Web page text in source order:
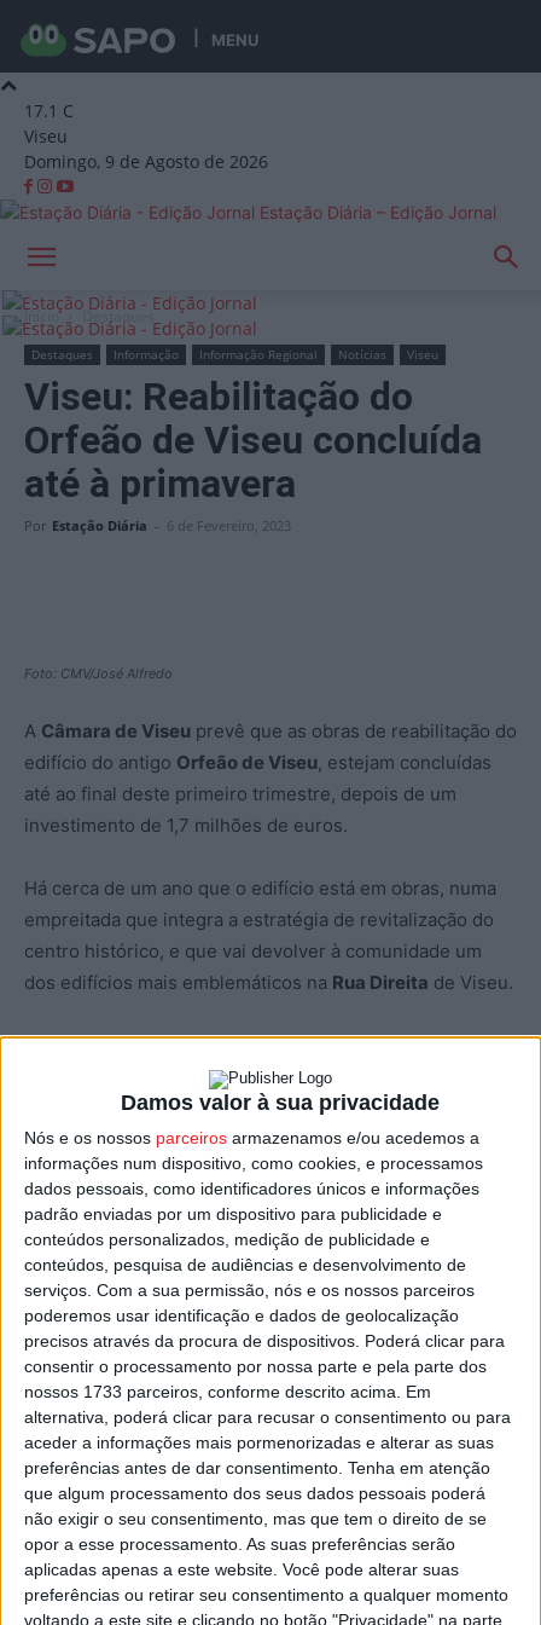
Damos valor à sua privacidade
Nós e os nossos parceiros armazenamos e/ou acedemos a
informações num dispositivo, como cookies, e processamos
dados pessoais, como identificadores únicos e informações
padrão enviadas por um dispositivo para publicidade e
conteúdos personalizados, medição de publicidade e
conteúdos, pesquisa de audiências e desenvolvimento de
serviços. Com a sua permissão, nós e os nossos parceiros
poderemos usar identificação e dados de geolocalização
precisos através da procura de dispositivos. Poderá clicar para
consentir o processamento por nossa parte e pela parte dos
nossos 1733 parceiros, conforme descrito acima. Em
alternativa, poderá clicar para recusar o consentimento ou para
aceder a informações mais pormenorizadas e alterar as suas
preferências antes de dar consentimento. Tenha em atenção
que algum processamento dos seus dados pessoais poderá
não exigir o seu consentimento, mas que tem o direito de se
opor a esse processamento. As suas preferências serão
aplicadas apenas a este website. Você pode alterar suas
preferências ou retirar seu consentimento a qualquer momento
voltando a este site e clicando no botão "Privacidade" na parte
MENU
17.1 C
Viseu
Domingo, 9 de Agosto de 2026
Estação Diária – Edição Jornal
Início Destaques
Destaques Informação Informação Regional Notícias Viseu
Viseu: Reabilitação do
Orfeão de Viseu concluída
até à primavera
Por Estação Diária - 6 de Fevereiro, 2023
Foto: CMV/José Alfredo
A Câmara de Viseu prevê que as obras de reabilitação do
edifício do antigo Orfeão de Viseu, estejam concluídas
até ao final deste primeiro trimestre, depois de um
investimento de 1,7 milhões de euros.
Há cerca de um ano que o edifício está em obras, numa
empreitada que integra a estratégia de revitalização do
centro histórico, e que vai devolver à comunidade um
dos edifícios mais emblemáticos na Rua Direita de Viseu.
A autarquia de Viseu garante que a intervenção está a
seguir “princípios da reabilitação sustentável, com
respeito pela identidade, memória e traça original”,
estando a ser mantidos “elementos distintivos” do
imóvel.
Com esta reabilitação do edifício do antigo Orfeão, a
autarquia de Viseu considera que estarão criadas
condições para que possa vir a receber várias atividades,
entre as quais aUniversidade Sénior doRotary Club de
Viseu.
Esta e outras notícias para ouvir na Estação Diária – 96.8
FM ou emwww.968.fm.
Pub
TAGS Orfeão de Viseu Viseu